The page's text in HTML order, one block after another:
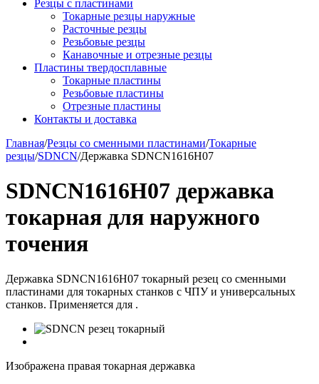
Резцы с пластинами
Токарные резцы наружные
Расточные резцы
Резьбовые резцы
Канавочные и отрезные резцы
Пластины твердосплавные
Токарные пластины
Резьбовые пластины
Отрезные пластины
Контакты и доставка
Главная/Резцы со сменными пластинами/Токарные
резцы/SDNCN/Державка SDNCN1616H07
SDNCN1616H07 державка
токарная для наружного
точения
Державка SDNCN1616H07 токарный резец со сменными
пластинами для токарных станков с ЧПУ и универсальных
станков. Применяется для .
Изображена правая токарная державка